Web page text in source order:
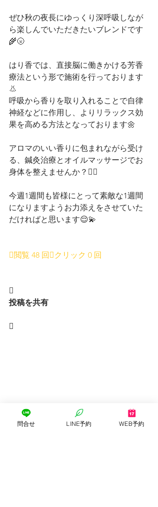
ぜひ秋の夜長にゆっくり深呼吸しなが
ら楽しんでいただきたいブレンドです
🌾🌝
はり香では、直接脳に働きかける芳香
療法という形で施術を行っております
👃
呼吸から香りを取り入れることで自律
神経などに作用し、よりリラックス効
果を高める方法となっております🌼
アロマのいい香りに包まれながら受け
る、鍼灸治療とオイルマッサージでお
身体を整えませんか？💆‍♀️
今週1週間も皆様にとって素敵な1週間
になりますようお力添えをさせていた
だければと思います😌💫
閲覧 48 回クリック 0 回

投稿を共有

問合せ LINE予約 WEB予約